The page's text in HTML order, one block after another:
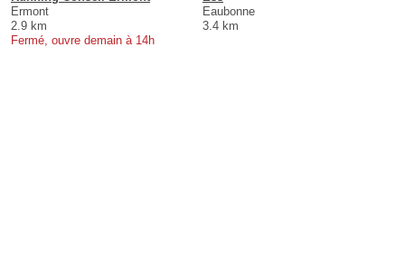
Ermont
2.9 km
Fermé, ouvre demain à 14h
Eaubonne
3.4 km